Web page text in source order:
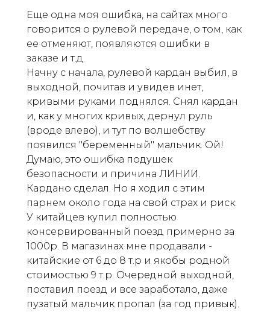
Еще одна моя ошибка, на сайтах много
говорится о рулевой передаче, о том, как
ее отменяют, появляются ошибки в
заказе и т.д.
Начну с начала, рулевой кардан выбил, в
выходной, почитав и увидев инет,
кривыми руками поднялся. Снял кардан
и, как у многих кривых, дернул руль
(вроде влево), и тут по волшебству
появился "беременный" мальчик. Ой!
Думаю, это ошибка подушек
безопасности и причина ЛИНИИ.
Кардано сделал. Но я ходил с этим
парнем около года на свой страх и риск.
У китайцев купил полностью
консервированный поезд примерно за
1000р. В магазинах мне продавали -
китайские от 6 до 8 т.р и якобы родной
стоимостью 9 т.р. Очередной выходной,
поставил поезд и все заработало, даже
пузатый мальчик пропал (за год привык).